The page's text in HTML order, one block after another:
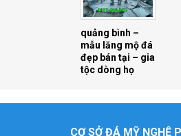
quảng bình –
mẫu lăng mộ đá
đẹp bán tại – gia
tộc dòng họ
CƠ SỞ ĐÁ MỸ NGHỆ